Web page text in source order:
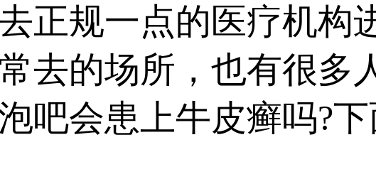
正规一点的医疗机构
去的场所，也有很多
吧会患上牛皮癣吗?